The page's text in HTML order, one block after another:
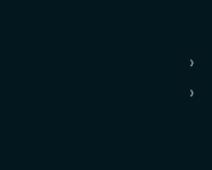
›
›